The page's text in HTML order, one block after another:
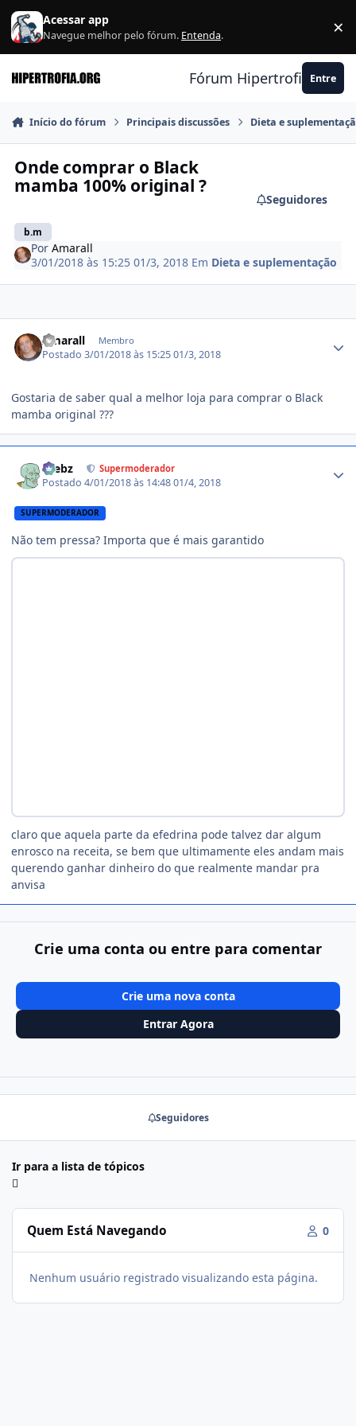
Ir para conteúdo
Acessar app
Navegue melhor pelo fórum. Entenda. ×
Fórum Hipertrofia.org
Entre
Início do fórum Principais discussões Dieta e
Onde comprar o Black
mamba 100% original ?
b.m
Seguidores
PorAmarall
3/01/2018 às 15:2501/3, 2018 Em Dieta e suplementação
Amarall Membro
Postado3/01/2018 às 15:2501/3, 2018
Gostaria de saber qual a melhor loja para comprar o Black
mamba original ???
krebz Supermoderador
Postado4/01/2018 às 14:4801/4, 2018
SUPERMODERADOR
Não tem pressa? Importa que é mais garantido
claro que aquela parte da efedrina pode talvez dar algum
enrosco na receita, se bem que ultimamente eles andam mais
querendo ganhar dinheiro do que realmente mandar pra
anvisa
Crie uma conta ou entre para comentar
Crie uma nova conta
Entrar Agora
Seguidores
Ir para a lista de tópicos
Quem Está Navegando 0
Nenhum usuário registrado visualizando esta página.